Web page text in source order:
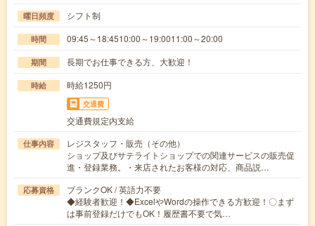
曜日頻度 シフト制
時間 09:45～18:4510:00～19:0011:00～20:00
期間 長期でお仕事できる方、大歓迎！
時給 時給1250円
交通費
交通費規定内支給
仕事内容
レジスタッフ・販売（その他）
ショップ及びサテライトショップでの関連サービスの販売促
進・登録業務。・来店されたお客様の対応、商品説…
応募資格
ブランクOK / 英語力不要
◆経験者歓迎！◆ExcelやWordの操作できる方歓迎！〇まず
は事前登録だけでもOK！履歴書不要で気…